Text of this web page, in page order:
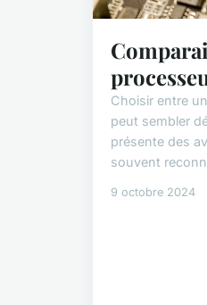
Choisir entre
peut sembler
présente des
souvent
9 octobre 2024